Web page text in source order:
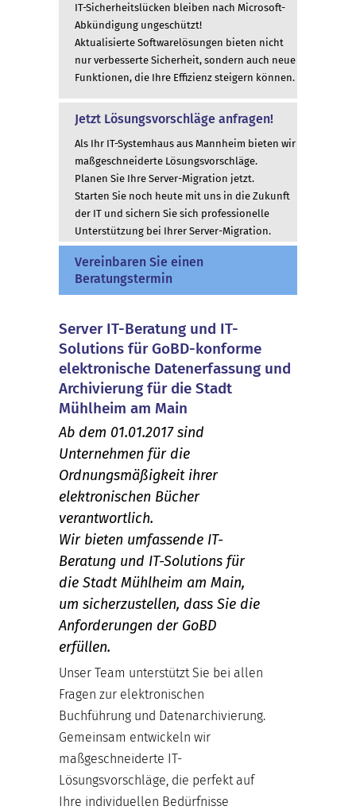
IT-Sicherheitslücken bleiben nach Microsoft-
Abkündigung ungeschützt!
Aktualisierte Softwarelösungen bieten nicht
nur verbesserte Sicherheit, sondern auch neue
Funktionen, die Ihre Effizienz steigern können.
Jetzt Lösungsvorschläge anfragen!
Als Ihr IT-Systemhaus aus Mannheim bieten wir
maßgeschneiderte Lösungsvorschläge.
Planen Sie Ihre Server-Migration jetzt.
Starten Sie noch heute mit uns in die Zukunft
der IT und sichern Sie sich professionelle
Unterstützung bei Ihrer Server-Migration.
Vereinbaren Sie einen
Beratungstermin
Server IT-Beratung und IT-
Solutions für GoBD-konforme
elektronische Datenerfassung und
Archivierung für die Stadt
Mühlheim am Main
Ab dem 01.01.2017 sind
Unternehmen für die
Ordnungsmäßigkeit ihrer
elektronischen Bücher
verantwortlich.
Wir bieten umfassende IT-
Beratung und IT-Solutions für
die Stadt Mühlheim am Main,
um sicherzustellen, dass Sie die
Anforderungen der GoBD
erfüllen.
Unser Team unterstützt Sie bei allen
Fragen zur elektronischen
Buchführung und Datenarchivierung.
Gemeinsam entwickeln wir
maßgeschneiderte IT-
Lösungsvorschläge, die perfekt auf
Ihre individuellen Bedürfnisse